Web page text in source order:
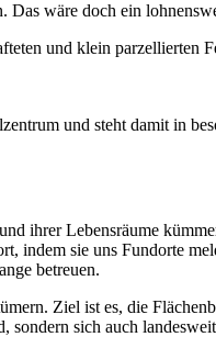
Das wäre doch ein
und klein parzellierten
und steht damit in
ihrer Lebensräume
indem sie uns Fundorte
betreuen.
Ziel ist es, die
sondern sich auch